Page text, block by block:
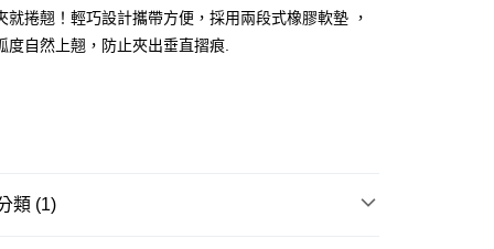
就捲翹！輕巧設計攜帶方便，採用兩段式橡膠軟墊 ，
度自然上翹，防止夾出垂直摺痕.
類 (1)